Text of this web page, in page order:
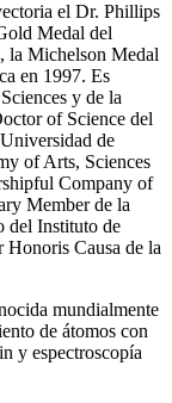
el Dr. Phillips
Medal del
la Michelson Medal
en 1997. Es
y de la
of Science del
de
of Arts, Sciences
Company of
Member de la
del Instituto de
Causa de la
mundialmente
de átomos con
y espectroscopía